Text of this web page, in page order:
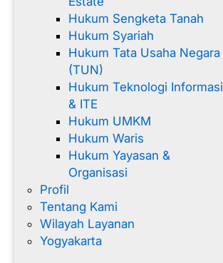
Hukum Sengketa Tanah
Hukum Syariah
Hukum Tata Usaha Negara
(TUN)
Hukum Teknologi Informasi
& ITE
Hukum UMKM
Hukum Waris
Hukum Yayasan &
Organisasi
Profil
Tentang Kami
Wilayah Layanan
Yogyakarta